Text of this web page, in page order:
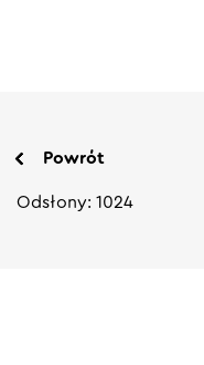
Powrót
Odsłony: 1024